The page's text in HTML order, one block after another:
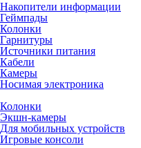
Накопители информации
Геймпады
Колонки
Гарнитуры
Источники питания
Кабели
Камеры
Носимая электроника
Колонки
Экшн-камеры
Для мобильных устройств
Игровые консоли